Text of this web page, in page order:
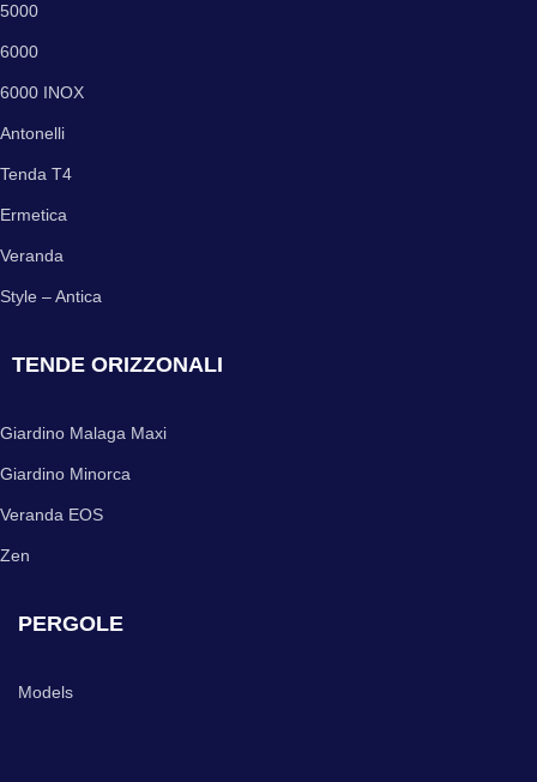
5000
6000
6000 INOX
Antonelli
Tenda T4
Ermetica
Veranda
Style – Antica
TENDE ORIZZONALI
Giardino Malaga Maxi
Giardino Minorca
Veranda EOS
Zen
PERGOLE
Models